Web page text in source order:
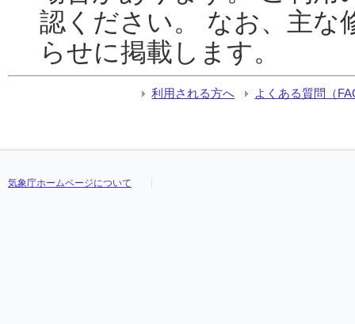
認ください。 なお、主な
らせに掲載します。
利用される方へ よくある質問（
気象庁ホームページについて